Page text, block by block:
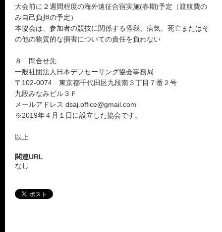
大会前に２週間程度の海外遠征合宿実施(春期)予定（渡航費の
み自己負担の予定）
本協会は、参加者の競技に関係する怪我、病気、死亡またはそ
の他の物質的な損害についての責任を負わない
８ 問合せ先
一般社団法人日本デフセーリング協会事務局
〒102-0074 東京都千代田区九段南３丁目７番２号
九段みなみビル３Ｆ
メールアドレス dsaj.office@gmail.com
※2019年４月１日に設立した協会です。
以上
関連URL
なし